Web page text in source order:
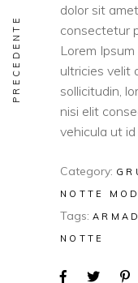
dolor sit
consectetur
Lorem
ultricies velit
sollicitudin,
nisi elit
vehicula ut id
Category:
NOTTE
Tags:
NOTTE
PRECEDENTE